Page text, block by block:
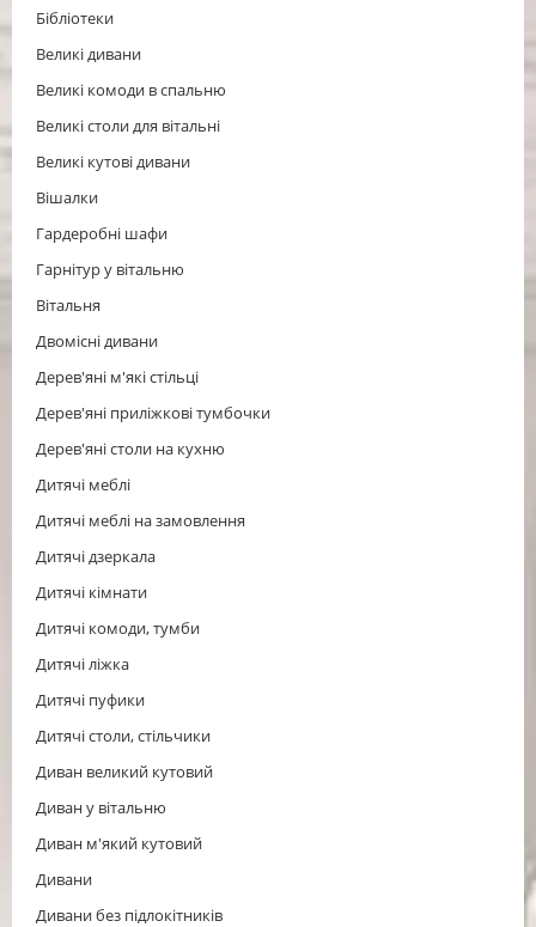
Бібліотеки
Великі дивани
Великі комоди в спальню
Великі столи для вітальні
Великі кутові дивани
Вішалки
Гардеробні шафи
Гарнітур у вітальню
Вітальня
Двомісні дивани
Дерев'яні м'які стільці
Дерев'яні приліжкові тумбочки
Дерев'яні столи на кухню
Дитячі меблі
Дитячі меблі на замовлення
Дитячі дзеркала
Дитячі кімнати
Дитячі комоди, тумби
Дитячі ліжка
Дитячі пуфики
Дитячі столи, стільчики
Диван великий кутовий
Диван у вітальню
Диван м'який кутовий
Дивани
Дивани без підлокітників